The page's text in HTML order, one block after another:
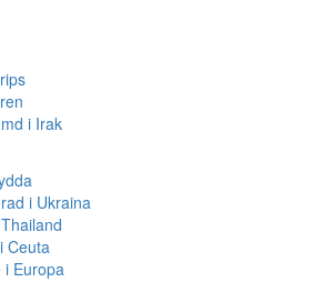
i Irak
i Ukraina
Ceuta
i Europa